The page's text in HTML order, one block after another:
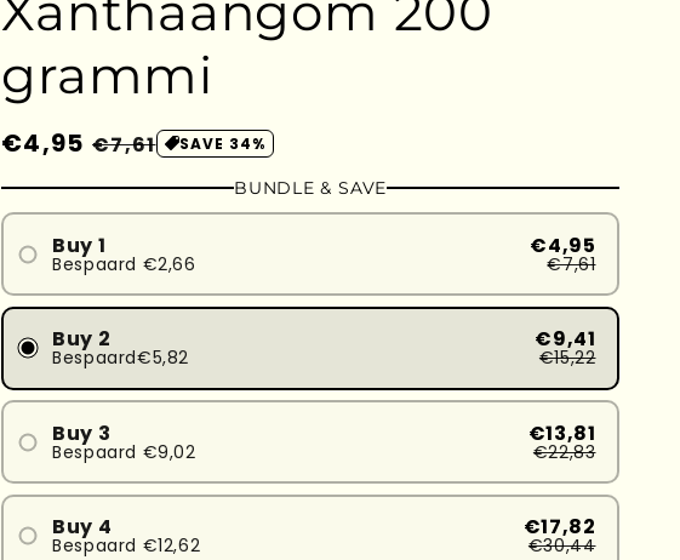
grammi
Prezzo
di
listino
€4,95 Prezzo
scontato
€7,61 SAVE 34%
BUNDLE & SAVE
Buy 1
Bespaard €2,66
€4,95
€7,61
Buy 2
Bespaard€5,82
€9,41
€15,22
Buy 3
Bespaard €9,02
€13,81
€22,83
Buy 4
Bespaard €12,62
€17,82
€30,44